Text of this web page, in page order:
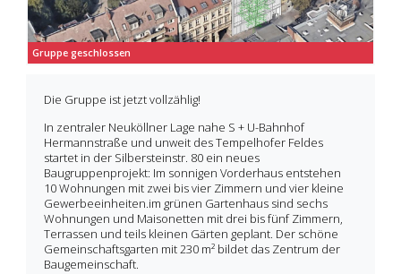
Gruppe geschlossen
Die Gruppe ist jetzt vollzählig!
In zentraler Neuköllner Lage nahe S + U-Bahnhof
Hermannstraße und unweit des Tempelhofer Feldes
startet in der Silbersteinstr. 80 ein neues
Baugruppenprojekt: Im sonnigen Vorderhaus entstehen
10 Wohnungen mit zwei bis vier Zimmern und vier kleine
Gewerbeeinheiten.im grünen Gartenhaus sind sechs
Wohnungen und Maisonetten mit drei bis fünf Zimmern,
Terrassen und teils kleinen Gärten geplant. Der schöne
Gemeinschaftsgarten mit 230 m² bildet das Zentrum der
Baugemeinschaft.